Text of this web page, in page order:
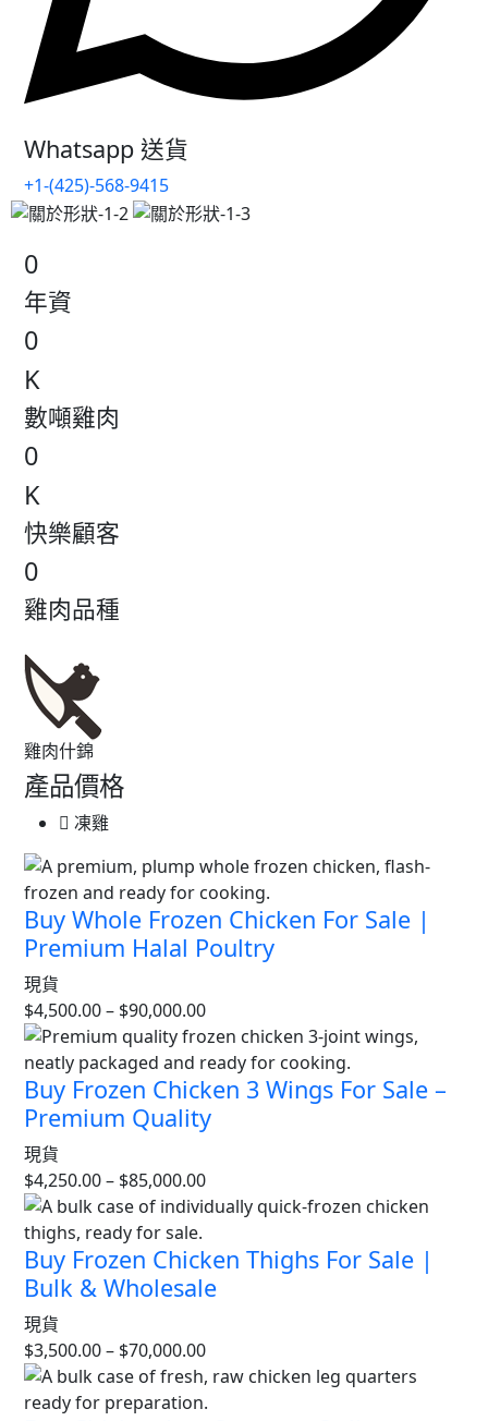
Whatsapp 送貨
+1-(425)-568-9415
0
年資
0
K
數噸雞肉
0
K
快樂顧客
0
雞肉品種
雞肉什錦
產品價格
凍雞
Buy Whole Frozen Chicken For Sale |
Premium Halal Poultry
現貨
$4,500.00– $90,000.00
Buy Frozen Chicken 3 Wings For Sale –
Premium Quality
現貨
$4,250.00– $85,000.00
Buy Frozen Chicken Thighs For Sale |
Bulk & Wholesale
現貨
$3,500.00– $70,000.00